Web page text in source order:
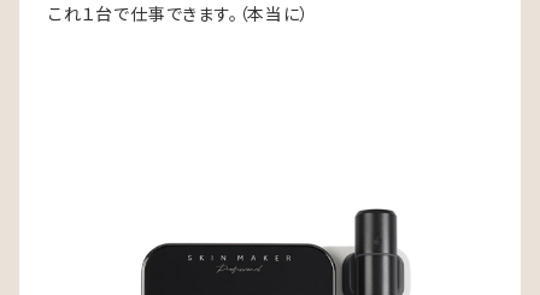
これ１台で仕事できます。（本当に）